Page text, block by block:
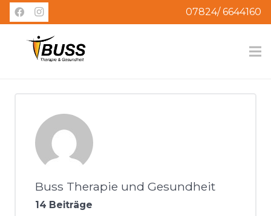
07824/ 6644160
Buss Therapie und Gesundheit
14 Beiträge